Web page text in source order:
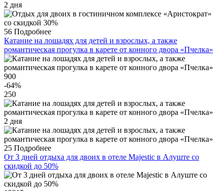
2 дня
56 Подробнее
Катание на лошадях для детей и взрослых, а также
романтическая прогулка в карете от конного двора «Пчелка»
900
-64%
250
2 дня
25 Подробнее
От 3 дней отдыха для двоих в отеле Majestic в Алуште со
скидкой до 50%